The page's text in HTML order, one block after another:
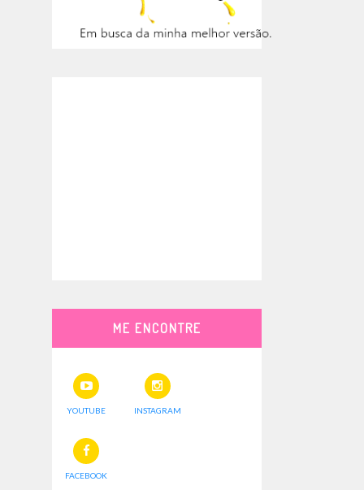
ME ENCONTRE
YOUTUBE INSTAGRAM
FACEBOOK